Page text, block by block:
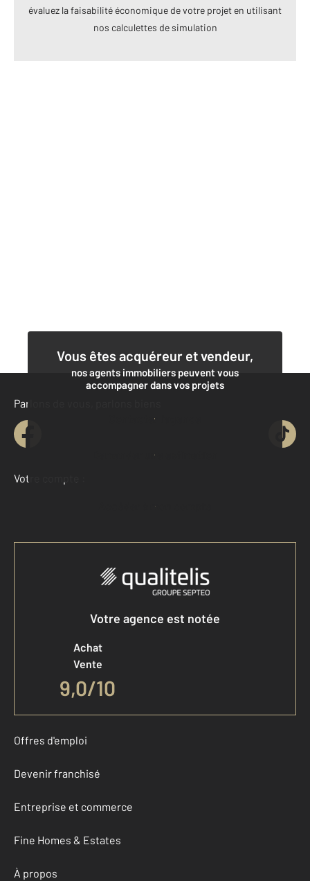
évaluez la faisabilité économique de votre projet en utilisant
nos calculettes de simulation
Vous êtes acquéreur et vendeur,
nos agents immobiliers peuvent vous
accompagner dans vos projets
Contacter l'agence
Demander une estimation
Parlons de vous, parlons biens
Votre compte :
Accéder à mon compte
Votre agence est notée
Achat
Vente
9,0/10
Offres d'emploi
Devenir franchisé
Entreprise et commerce
Fine Homes & Estates
À propos